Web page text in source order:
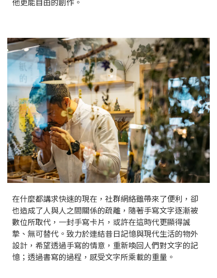
在什麼都講求快速的現在，社群網絡雖帶來了便利，卻
也造成了人與人之間關係的疏離，隨著手寫文字逐漸被
數位所取代，一封手寫卡片，或許在這時代更顯得誠
摯、無可替代。致力於連結昔日記憶與現代生活的物外
設計，希望透過手寫的情意，重新喚回人們對文字的記
憶；透過書寫的過程，感受文字所乘載的重量。